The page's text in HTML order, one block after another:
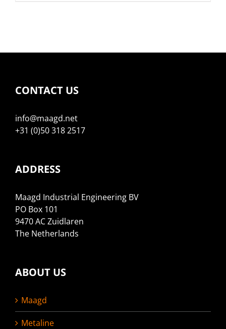
CONTACT US
info@maagd.net
+31 (0)50 318 2517
ADDRESS
Maagd Industrial Engineering BV
PO Box 101
9470 AC Zuidlaren
The Netherlands
ABOUT US
Maagd
Metaline